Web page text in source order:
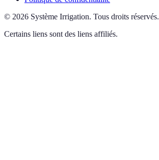
© 2026 Système Irrigation. Tous droits réservés.
Certains liens sont des liens affiliés.